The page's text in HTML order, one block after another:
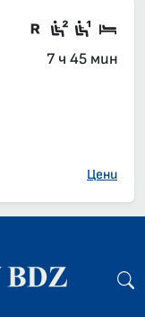
Влак със
Седящи
7 ч 45 мин
Цени